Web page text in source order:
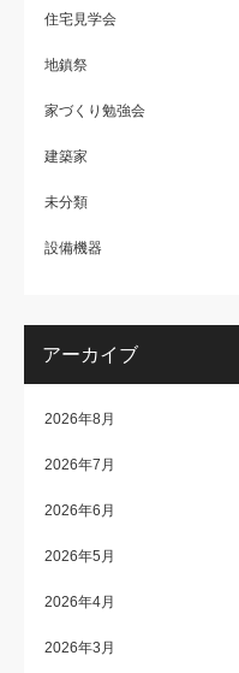
住宅見学会
地鎮祭
家づくり勉強会
建築家
未分類
設備機器
アーカイブ
2026年8月
2026年7月
2026年6月
2026年5月
2026年4月
2026年3月